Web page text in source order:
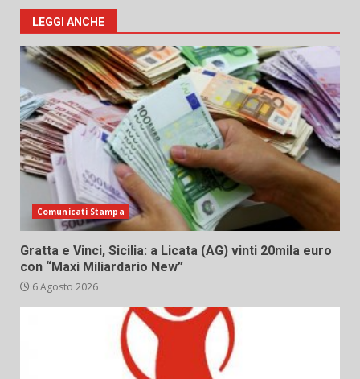
LEGGI ANCHE
Comunicati Stampa
Gratta e Vinci, Sicilia: a Licata (AG) vinti 20mila euro
con “Maxi Miliardario New”
6 Agosto 2026